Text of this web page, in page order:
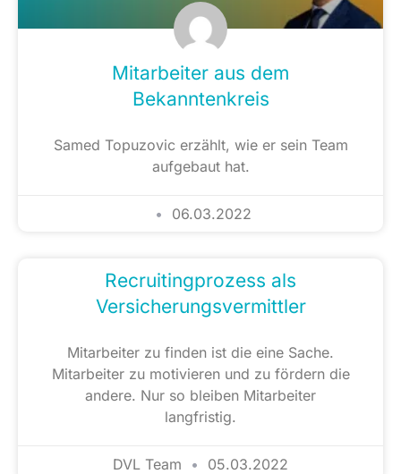
Mitarbeiter aus dem
Bekanntenkreis
Samed Topuzovic erzählt, wie er sein Team
aufgebaut hat.
06.03.2022
Recruitingprozess als
Versicherungsvermittler
Mitarbeiter zu finden ist die eine Sache.
Mitarbeiter zu motivieren und zu fördern die
andere. Nur so bleiben Mitarbeiter
langfristig.
DVL Team 05.03.2022